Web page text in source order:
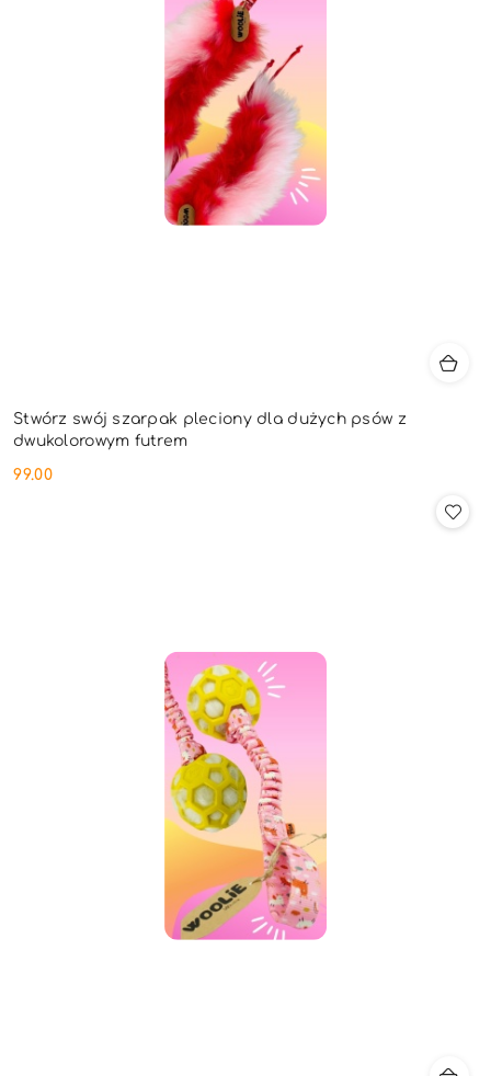
Stwórz swój szarpak pleciony dla dużych psów z
dwukolorowym futrem
Cena:
99.00